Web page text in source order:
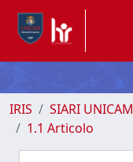
IRIS SIARI UNICAM
1.1 Articolo